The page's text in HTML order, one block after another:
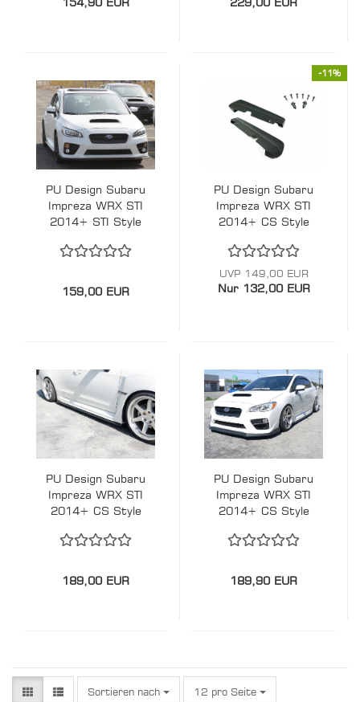
PU Design Subaru
Impreza WRX STI
2014+ STI Style
Polyurethane
159,00 EUR
-11%
PU Design Subaru
Impreza WRX STI
2014+ CS Style
UVP 149,00 EUR
Nur 132,00 EUR
PU Design Subaru
Impreza WRX STI
2014+ CS Style
189,00 EUR
PU Design Subaru
Impreza WRX STI
2014+ CS Style
189,90 EUR
Sortieren nach
Sortieren nach 12 pro Seite
pro Seite